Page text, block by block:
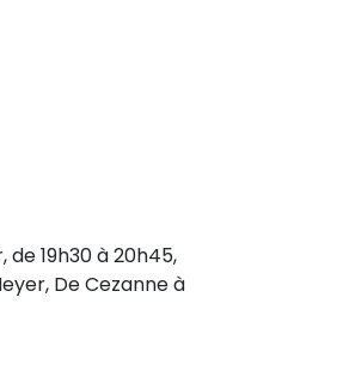
19h30 à 20h45,
De Cezanne à